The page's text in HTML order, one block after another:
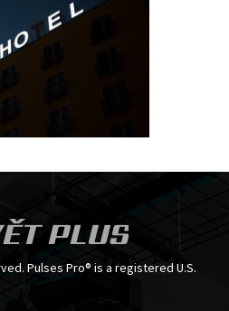
PLUS
Pulses Pro® is a registered U.S.